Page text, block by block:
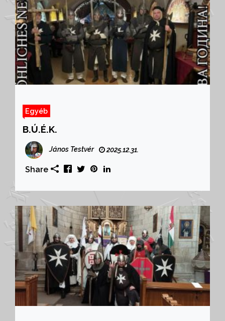
Egyéb
B.Ú.É.K.
János Testvér 2025.12.31.
Share